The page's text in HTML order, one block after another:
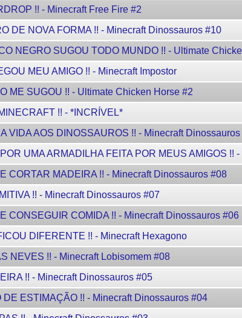
!! - Minecraft Free Fire #2
DE NOVA FORMA !! - Minecraft Dinossauros #10
NEGRO SUGOU TODO MUNDO !! - Ultimate
MEU AMIGO !! - Minecraft Impostor
ME SUGOU !! - Ultimate Chicken Horse #2
!! - *INCRÍVEL*
VIDA AOS DINOSSAUROS !! - Minecraft
UMA ARMADILHA FEITA POR MEUS AMIGOS !!
CORTAR MADEIRA !! - Minecraft Dinossauros #08
!! - Minecraft Dinossauros #07
CONSEGUIR COMIDA !! - Minecraft Dinossauros #06
DIFERENTE !! - Minecraft Hexagono
NEVES !! - Minecraft Lobisomem #08
!! - Minecraft Dinossauros #05
DE ESTIMAÇÃO !! - Minecraft Dinossauros #04